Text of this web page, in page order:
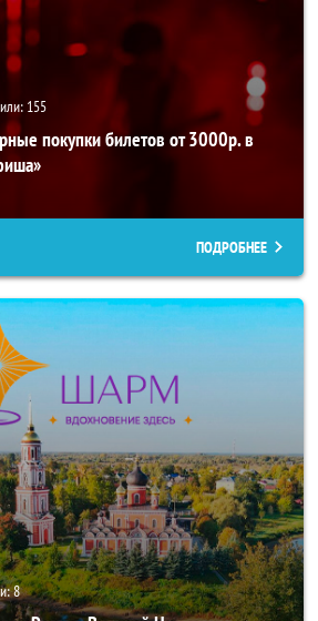
155
покупки билетов от 3000р. в
ПОДРОБНЕЕ
8